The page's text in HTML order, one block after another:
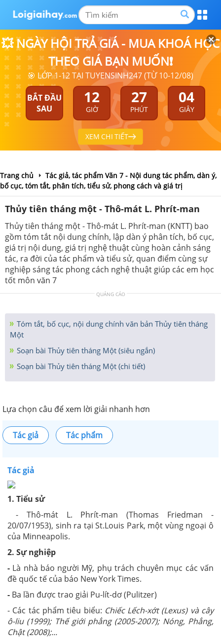
💥 NGÀY HỘI TRẢ GIÁ - MUA KHOÁ HỌC
THEO GIÁ BẠN MUỐN❗
🎯 LỚP 1-12 TẠI TUYENSINH247 (TỪ 10-12/08)
BẮT ĐẦU
SAU
12
GIỜ
27
PHÚT
04
GIÂY
XEM CHI TIẾT
Trang chủ
Tác giả, tác phẩm Văn 7 - Nội dung tác phẩm, dàn ý,
bố cục, tóm tắt, phân tích, tiểu sử, phong cách và giá trị
Thủy tiên tháng một - Thô-mát L. Phrít-man
Thủy tiên tháng một - Thô-mát L. Phrít-man (KNTT) bao
gồm tóm tắt nội dung chính, lập dàn ý phân tích, bố cục,
giá trị nội dung, giá trị nghệ thuật cùng hoàn cảnh sáng
tác, ra đời của tác phẩm và tiểu sử, quan điểm cùng sự
nghiệp sáng tác phong cách nghệ thuật giúp các em học
tốt môn văn 7
QUẢNG CÁO
Tóm tắt, bố cục, nội dung chính văn bản Thủy tiên tháng
Một
Soạn bài Thủy tiên tháng Một (siêu ngắn)
Soạn bài Thủy tiên tháng Một (chi tiết)
Lựa chọn câu để xem lời giải nhanh hơn
Tác giả Tác phẩm
Tác giả
1. Tiểu sử
- Thô-mát L. Phrít-man (Thomas Friedman -
20/07/1953), sinh ra tại St.Louis Park, một vùng ngoại ô
của Minneapolis.
2. Sự nghiệp
- Là nhà báo người Mỹ, phụ trách chuyên mục các vấn
đề quốc tế của báo New York Times.
- Ba lần được trao giải Pu-lít-dơ (Pulitzer)
- Các tác phẩm tiêu biểu: Chiếc Lếch-xớt (Lexus) và cây
ô-liu (1999); Thế giới phẳng (2005-2007); Nóng, Phẳng,
Chật (2008);...